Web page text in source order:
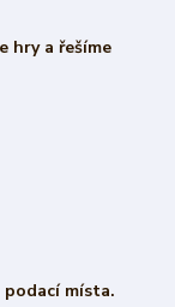
hry a řešíme
podací místa.